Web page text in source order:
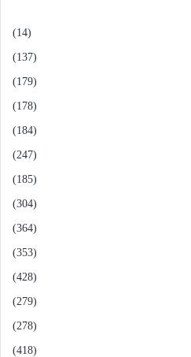
(14)
(137)
(179)
(178)
(184)
(247)
(185)
(304)
(364)
(353)
(428)
(279)
(278)
(418)